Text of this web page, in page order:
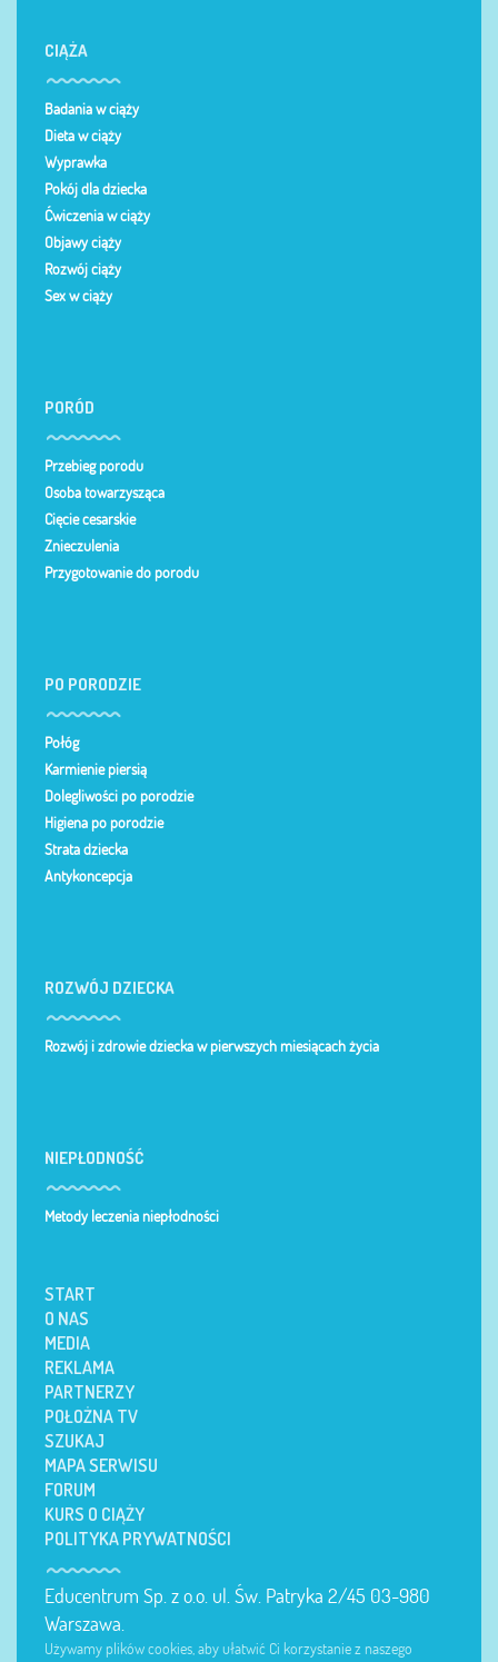
CIĄŻA
Badania w ciąży
Dieta w ciąży
Wyprawka
Pokój dla dziecka
Ćwiczenia w ciąży
Objawy ciąży
Rozwój ciąży
Sex w ciąży
PORÓD
Przebieg porodu
Osoba towarzysząca
Cięcie cesarskie
Znieczulenia
Przygotowanie do porodu
PO PORODZIE
Połóg
Karmienie piersią
Dolegliwości po porodzie
Higiena po porodzie
Strata dziecka
Antykoncepcja
ROZWÓJ DZIECKA
Rozwój i zdrowie dziecka w pierwszych miesiącach życia
NIEPŁODNOŚĆ
Metody leczenia niepłodności
START
O NAS
MEDIA
REKLAMA
PARTNERZY
POŁOŻNA TV
SZUKAJ
MAPA SERWISU
FORUM
KURS O CIĄŻY
POLITYKA PRYWATNOŚCI
Educentrum Sp. z o.o. ul. Św. Patryka 2/45 03-980
Warszawa.
Używamy plików cookies, aby ułatwić Ci korzystanie z naszego